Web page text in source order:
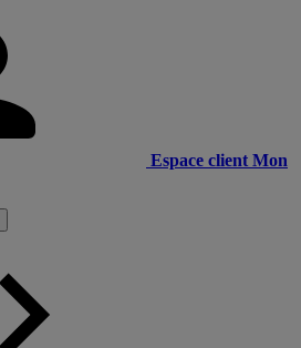
Espace client Mon